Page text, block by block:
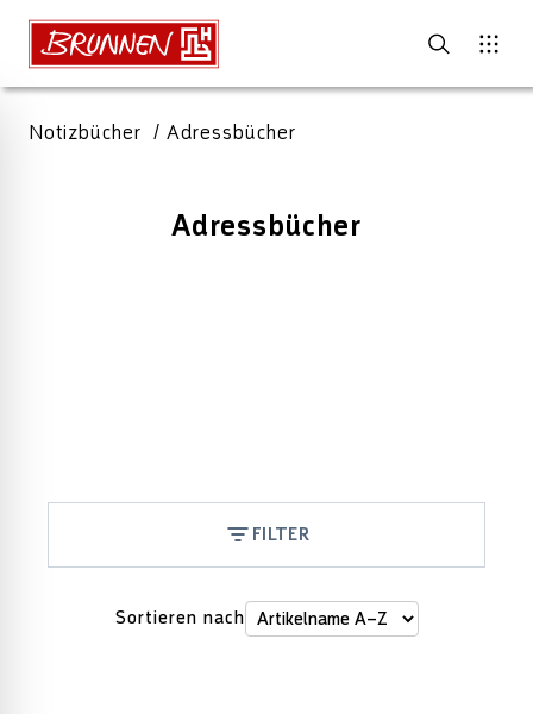
Notizbücher Adressbücher
Adressbücher
FILTER
Sortieren nach